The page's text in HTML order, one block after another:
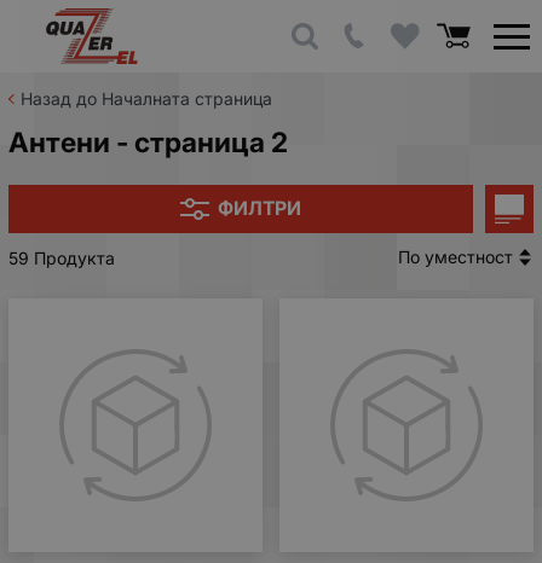
Назад до Началната страница
Антени - страница 2
ФИЛТРИ
59 Продукта По уместност